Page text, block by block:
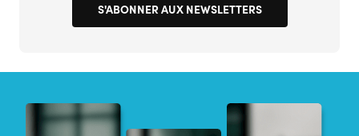
S'ABONNER AUX NEWSLETTERS